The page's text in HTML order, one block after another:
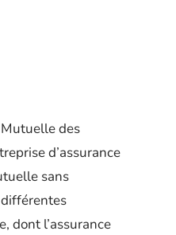
des
d’assurance
sans
dont l’assurance